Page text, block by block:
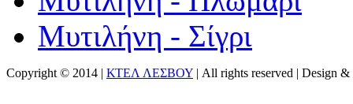
Μυτιλήνη - Σίγρι
Copyright © 2014 | ΚΤΕΛ ΛΕΣΒΟΥ | All rights reserved | Design &